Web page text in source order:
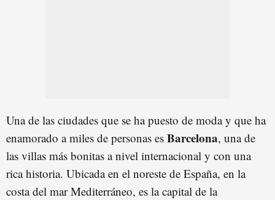
Una de las ciudades que se ha puesto de moda y que ha
enamorado a miles de personas es Barcelona, una de
las villas más bonitas a nivel internacional y con una
rica historia. Ubicada en el noreste de España, en la
costa del mar Mediterráneo, es la capital de la